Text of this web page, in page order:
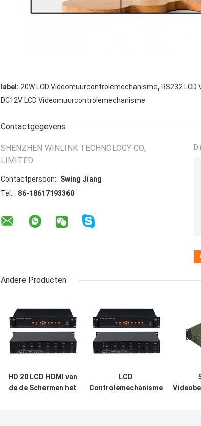
label: 20W LCD Videomuurcontrolemechanisme, RS232
DC12V LCD Videomuurcontrolemechanisme
Contactgegevens
SHENZHEN WINLINK TECHNOLOGY CO.,
LIMITED
Contactpersoon:
Swing Jiang
Tel.:
86-18617193360
Andere Producten
HD 20 LCD HDMI van
de de Schermen het
LCD
Controlemechanisme
USB